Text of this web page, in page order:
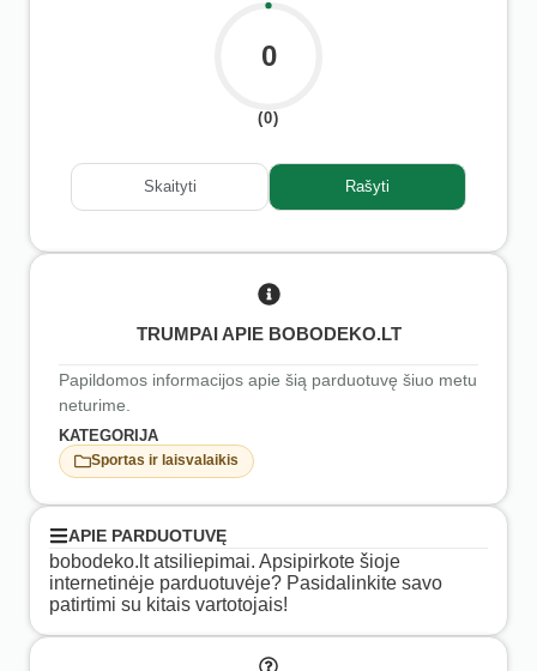
0
(0)
Skaityti Rašyti
TRUMPAI APIE BOBODEKO.LT
Papildomos informacijos apie šią parduotuvę šiuo metu
neturime.
KATEGORIJA
Sportas ir laisvalaikis
APIE PARDUOTUVĘ
bobodeko.lt atsiliepimai. Apsipirkote šioje
internetinėje parduotuvėje? Pasidalinkite savo
patirtimi su kitais vartotojais!